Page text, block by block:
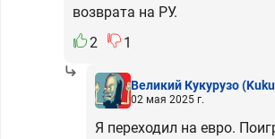
возврата на РУ.
2
1
Великий Кукурузо
02 мая 2025 г.
Я переходил на евро.